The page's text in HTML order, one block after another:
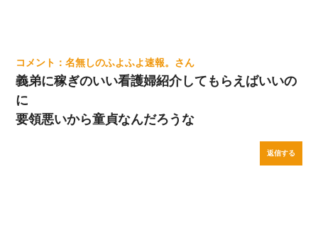
名無しのふよふよ速報。
義弟に稼ぎのいい看護婦紹介してもらえばいいの
に
要領悪いから童貞なんだろうな
返信する